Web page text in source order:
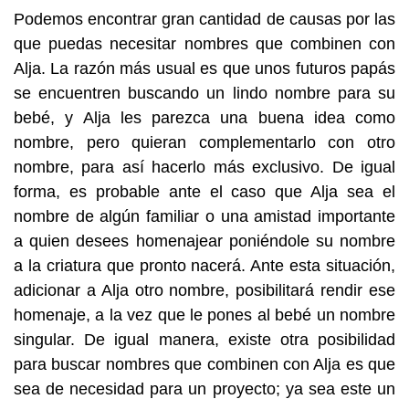
Podemos encontrar gran cantidad de causas por las
que puedas necesitar nombres que combinen con
Alja. La razón más usual es que unos futuros papás
se encuentren buscando un lindo nombre para su
bebé, y Alja les parezca una buena idea como
nombre, pero quieran complementarlo con otro
nombre, para así hacerlo más exclusivo. De igual
forma, es probable ante el caso que Alja sea el
nombre de algún familiar o una amistad importante
a quien desees homenajear poniéndole su nombre
a la criatura que pronto nacerá. Ante esta situación,
adicionar a Alja otro nombre, posibilitará rendir ese
homenaje, a la vez que le pones al bebé un nombre
singular. De igual manera, existe otra posibilidad
para buscar nombres que combinen con Alja es que
sea de necesidad para un proyecto; ya sea este un